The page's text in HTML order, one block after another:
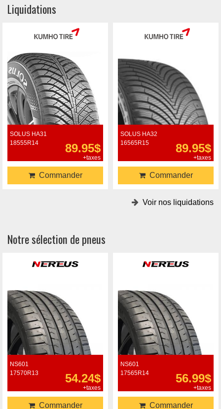
Liquidations
SOLUS HA31
18555R14
89.95$
+taxes
Commander
SOLUS HA32
16565R15
89.95$
+taxes
Commander
Voir nos liquidations
Notre sélection de pneus
NS601
17570R13
54.24$
+taxes
Commander
NS601
17565R14
56.99$
+taxes
Commander